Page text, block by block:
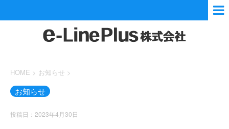
HOME > お知らせ >
お知らせ
投稿日：2023年4月30日